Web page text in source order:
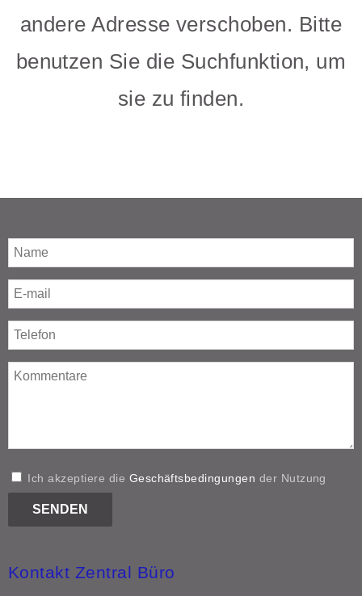
andere Adresse verschoben. Bitte
benutzen Sie die Suchfunktion, um
sie zu finden.
Ich akzeptiere die Geschäftsbedingungen der Nutzung
Kontakt Zentral Büro